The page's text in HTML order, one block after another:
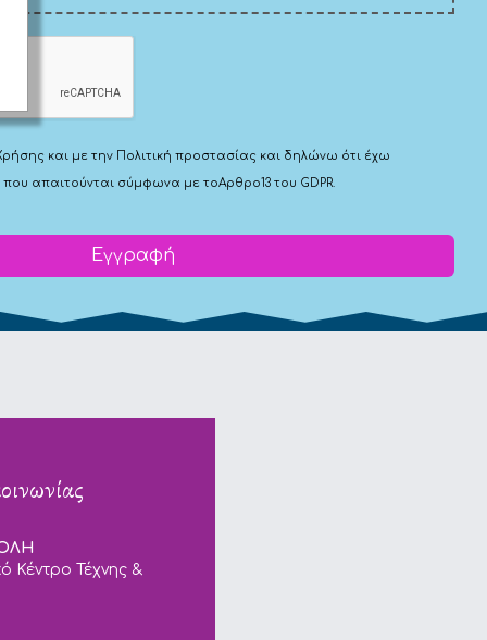
και με την Πολιτική προστασίας και δηλώνω ότι έχω
που απαιτούνται σύμφωνα με τοΑρθρο13 του GDPR.
Εγγραφή
Κέντρο Τέχνης &